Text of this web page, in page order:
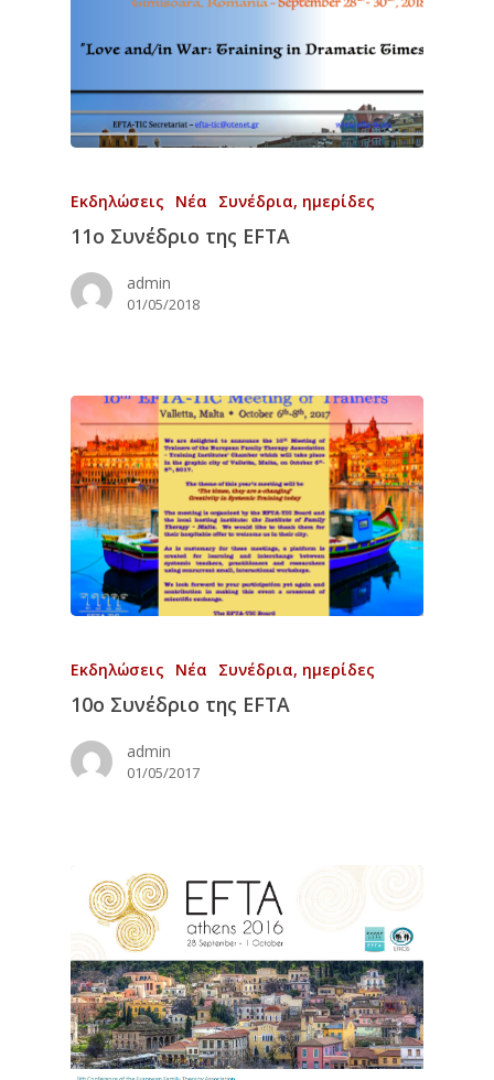
Εκδηλώσεις Νέα Συνέδρια, ημερίδες
11ο Συνέδριο της EFTA
admin
01/05/2018
Εκδηλώσεις Νέα Συνέδρια, ημερίδες
10ο Συνέδριο της EFTA
admin
01/05/2017
Αρχική
Σύνδεσμοι
Εταιρείες
Περιοδικά
Επικοινωνία